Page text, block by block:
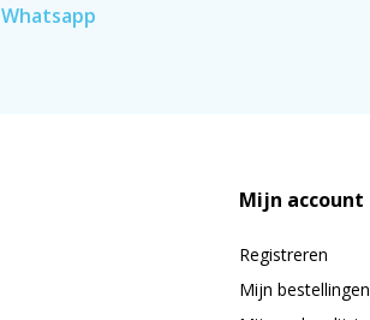
Whatsapp
Mijn account
Registreren
Mijn bestellingen